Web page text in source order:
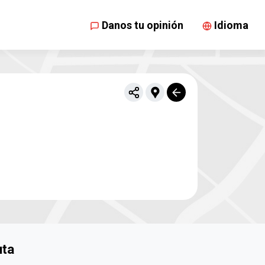
Danos tu opinión Idioma